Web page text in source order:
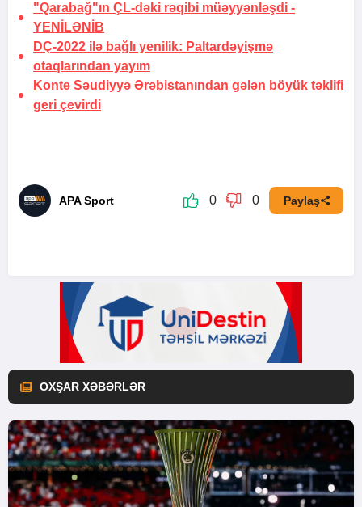
"Qarabağ"ın ÇL-dəki rəqibi müəyyənləşdi -
YENİLƏNİB
DÇ-2022 ilə bağlı yenilik: Paltardəyişmə
otaqlarından yayım
Konte Səudiyyə Ərəbistanından gələn böyük təklifi
geri çevirdi
APA Sport 0 0 Paylaş
OXŞAR XƏBƏRLƏR